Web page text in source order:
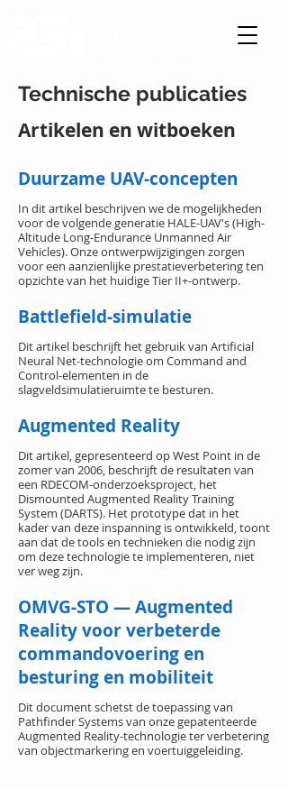
Technische publicaties
Artikelen en witboeken
Duurzame UAV-concepten
In dit artikel beschrijven we de mogelijkheden
voor de volgende generatie HALE-UAV's (High-
Altitude Long-Endurance Unmanned Air
Vehicles). Onze ontwerpwijzigingen zorgen
voor een aanzienlijke prestatieverbetering ten
opzichte van het huidige Tier II+-ontwerp.
Battlefield-simulatie
Dit artikel beschrijft het gebruik van Artificial
Neural Net-technologie om Command and
Control-elementen in de
slagveldsimulatieruimte te besturen.
Augmented Reality
Dit artikel, gepresenteerd op West Point in de
zomer van 2006, beschrijft de resultaten van
een RDECOM-onderzoeksproject, het
Dismounted Augmented Reality Training
System (DARTS). Het prototype dat in het
kader van deze inspanning is ontwikkeld, toont
aan dat de tools en technieken die nodig zijn
om deze technologie te implementeren, niet
ver weg zijn.
OMVG-STO — Augmented
Reality voor verbeterde
commandovoering en
besturing en mobiliteit
Dit document schetst de toepassing van
Pathfinder Systems van onze gepatenteerde
Augmented Reality-technologie ter verbetering
van objectmarkering en voertuiggeleiding.